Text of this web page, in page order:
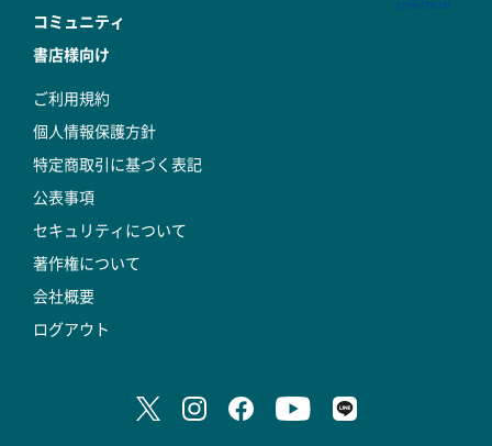
コミュニティ
書店様向け
ご利用規約
個人情報保護方針
特定商取引に基づく表記
公表事項
セキュリティについて
著作権について
会社概要
ログアウト